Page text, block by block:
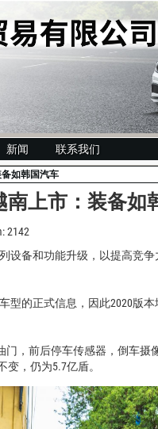
新闻 联系我们
如韩国汽车
南上市：装备如
2142
设备和功能升级，以提高竞
型的正式信息，因此2020版
门，前后停车传感器，倒车
变，仍为5.7亿盾。